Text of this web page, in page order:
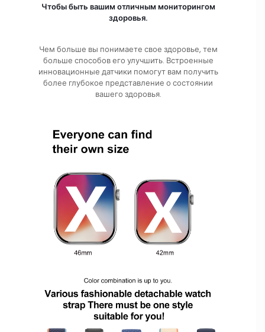
Чтобы быть вашим отличным мониторингом
здоровья.
Чем больше вы понимаете свое здоровье, тем
больше способов его улучшить. Встроенные
инновационные датчики помогут вам получить
более глубокое представление о состоянии
вашего здоровья.